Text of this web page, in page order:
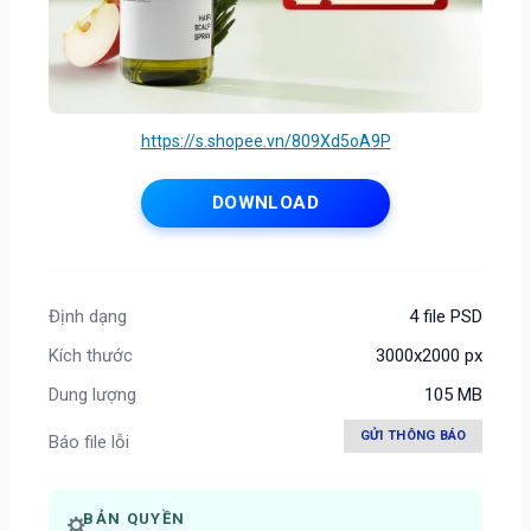
https://s.shopee.vn/809Xd5oA9P
DOWNLOAD
Định dạng
4 file PSD
Kích thước
3000x2000 px
Dung lượng
105 MB
Báo file lỗi GỬI THÔNG BÁO
BẢN QUYỀN